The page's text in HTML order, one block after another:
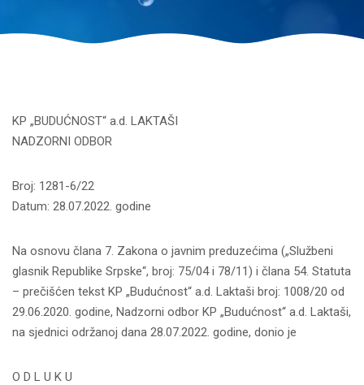
KP „BUDUĆNOST“ a.d. LAKTAŠI
NADZORNI ODBOR
Broj: 1281-6/22
Datum: 28.07.2022. godine
Na osnovu člana 7. Zakona o javnim preduzećima („Službeni
glasnik Republike Srpske“, broj: 75/04 i 78/11) i člana 54. Statuta
– prečišćen tekst KP „Budućnost“ a.d. Laktaši broj: 1008/20 od
29.06.2020. godine, Nadzorni odbor KP „Budućnost“ a.d. Laktaši,
na sjednici održanoj dana 28.07.2022. godine, donio je
O D L U K U